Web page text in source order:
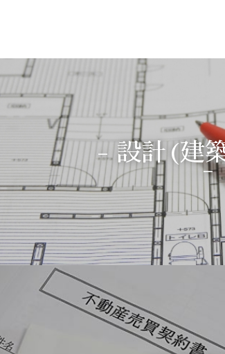
- 設計(建
-